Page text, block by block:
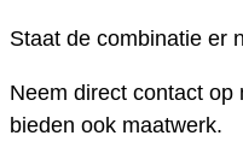
Staat de combinatie er
Neem direct contact op
bieden ook maatwerk.